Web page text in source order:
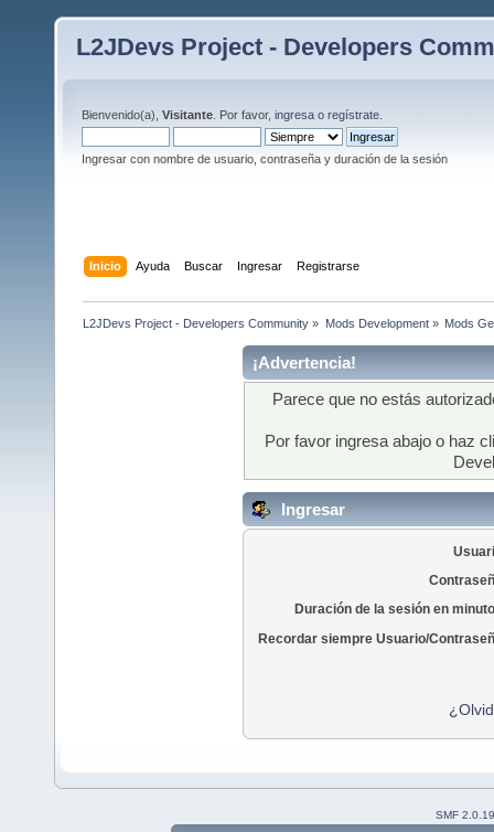
L2JDevs Project - Developers
Bienvenido(a), Visitante . Por favor, ingresa o regístrate
Ingresar con nombre de usuario, contraseña y duración de la sesión
Inicio Ayuda Buscar Ingresar Registrarse
L2JDevs Project - Developers Community » Mods Development» Mods
¡Advertencia!
Parece que no estás
Por favor ingresa abajo o haz
Ingresar
Duración de la sesión en
Recordar siempre Usuario/
SMF 2.0.19